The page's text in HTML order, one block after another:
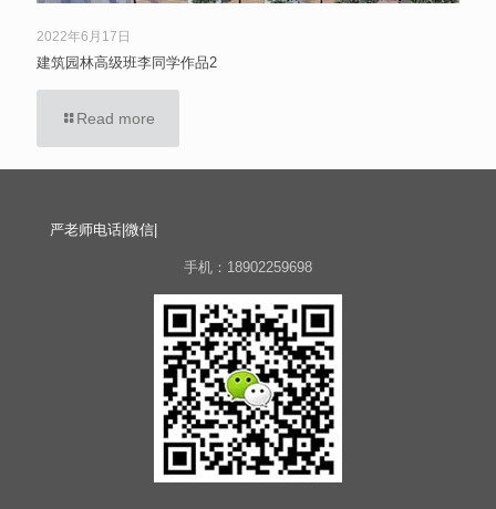
2022年6月17日
建筑园林高级班李同学作品2
Read more
严老师电话|微信|
手机：18902259698